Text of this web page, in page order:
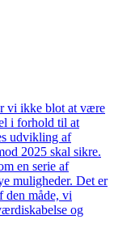
vi ikke blot at være
i forhold til at
udvikling af
2025 skal sikre.
en serie af
muligheder. Det er
den måde, vi
og